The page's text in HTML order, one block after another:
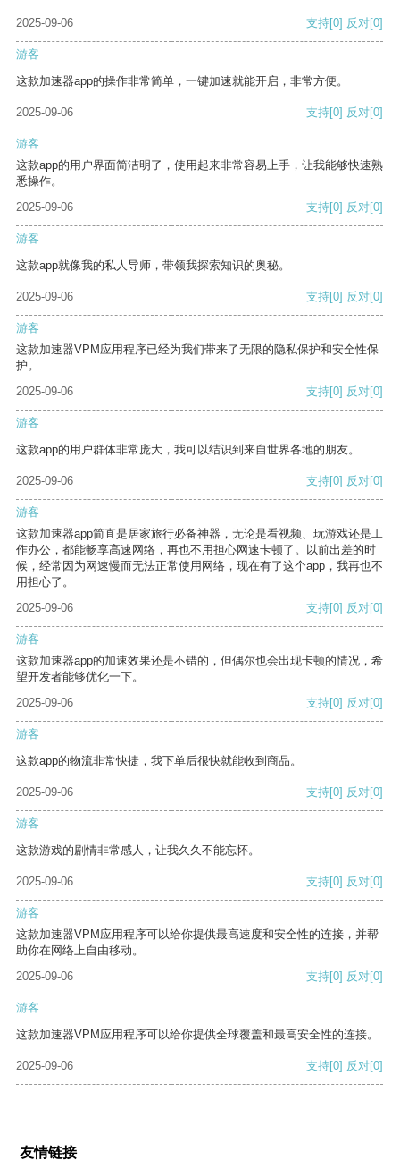
2025-09-06 支持[0] 反对[0]
游客
这款加速器app的操作非常简单，一键加速就能开启，非常方便。
2025-09-06 支持[0] 反对[0]
游客
这款app的用户界面简洁明了，使用起来非常容易上手，让我能够快速熟
悉操作。
2025-09-06
支持[0] 反对[0]
游客
这款app就像我的私人导师，带领我探索知识的奥秘。
2025-09-06 支持[0] 反对[0]
游客
这款加速器VPM应用程序已经为我们带来了无限的隐私保护和安全性保
护。
2025-09-06
支持[0] 反对[0]
游客
这款app的用户群体非常庞大，我可以结识到来自世界各地的朋友。
2025-09-06 支持[0] 反对[0]
游客
这款加速器app简直是居家旅行必备神器，无论是看视频、玩游戏还是工
作办公，都能畅享高速网络，再也不用担心网速卡顿了。以前出差的时
候，经常因为网速慢而无法正常使用网络，现在有了这个app，我再也不
用担心了。
2025-09-06
支持[0] 反对[0]
游客
这款加速器app的加速效果还是不错的，但偶尔也会出现卡顿的情况，希
望开发者能够优化一下。
2025-09-06
支持[0] 反对[0]
游客
这款app的物流非常快捷，我下单后很快就能收到商品。
2025-09-06 支持[0] 反对[0]
游客
这款游戏的剧情非常感人，让我久久不能忘怀。
2025-09-06 支持[0] 反对[0]
游客
这款加速器VPM应用程序可以给你提供最高速度和安全性的连接，并帮
助你在网络上自由移动。
2025-09-06
支持[0] 反对[0]
游客
这款加速器VPM应用程序可以给你提供全球覆盖和最高安全性的连接。
2025-09-06 支持[0] 反对[0]
友情链接